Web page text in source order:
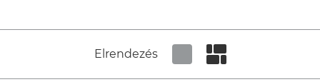
Elrendezés